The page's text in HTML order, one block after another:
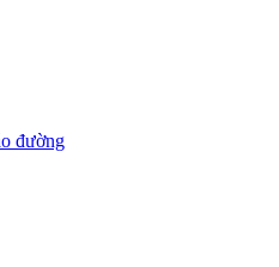
đường